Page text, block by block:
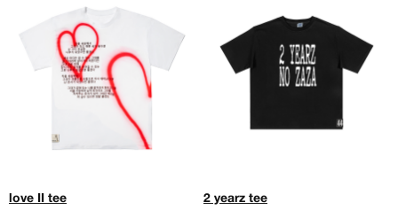
love II tee 2 yearz tee